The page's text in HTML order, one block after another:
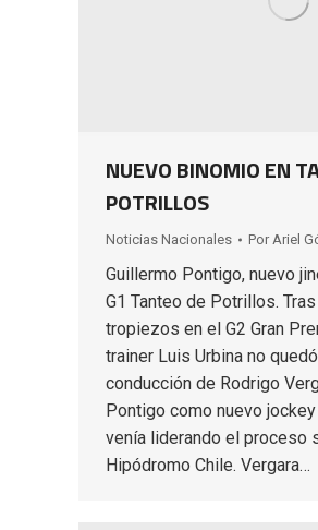
NUEVO BINOMIO EN
POTRILLOS
Noticias Nacionales Por Ariel
Guillermo Pontigo, nuevo
G1 Tanteo de Potrillos.
tropiezos en el G2 Gran
trainer Luis Urbina no
conducción de Rodrigo
Pontigo como nuevo
venía liderando el proceso
Hipódromo Chile. Vergara…